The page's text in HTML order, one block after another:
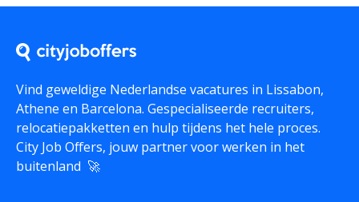
Vind geweldige Nederlandse vacatures in Lissabon,
Athene en Barcelona. Gespecialiseerde recruiters,
relocatiepakketten en hulp tijdens het hele proces.
City Job Offers, jouw partner voor werken in het
buitenland 🚀